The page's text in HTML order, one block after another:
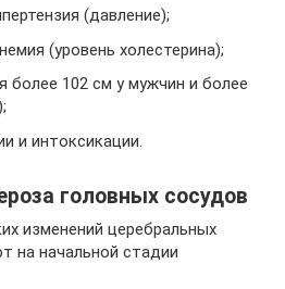
(давление);
(уровень холестерина);
более 102 см у мужчин и более
и интоксикации.
головных сосудов
изменений церебральных
на начальной стадии